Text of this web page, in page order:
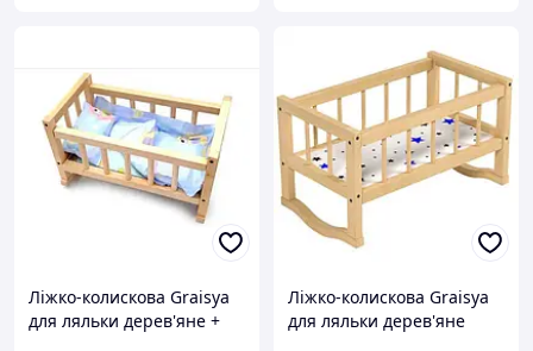
Ліжко-колискова Graisya
для ляльки дерев'яне +
Ліжко-колискова Graisya
для ляльки дерев'яне